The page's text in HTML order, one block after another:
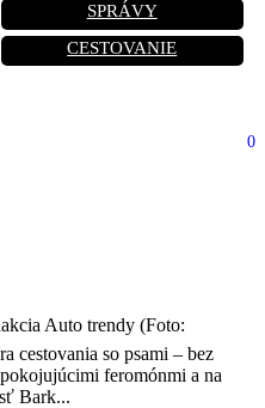
SPRÁVY
CESTOVANIE
0
Auto trendy (Foto:
cestovania so psami – bez
feromónmi a na
Bark...